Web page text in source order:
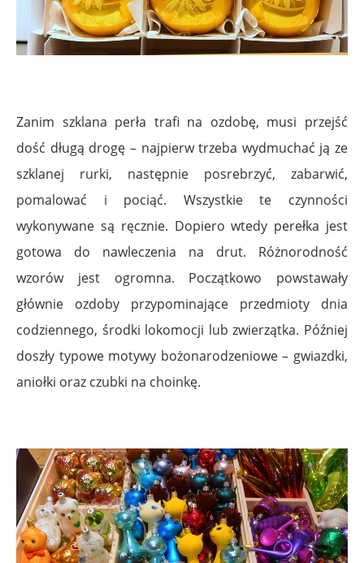
Zanim szklana perła trafi na ozdobę, musi przejść
dość długą drogę – najpierw trzeba wydmuchać ją ze
szklanej rurki, następnie posrebrzyć, zabarwić,
pomalować i pociąć. Wszystkie te czynności
wykonywane są ręcznie. Dopiero wtedy perełka jest
gotowa do nawleczenia na drut. Różnorodność
wzorów jest ogromna. Początkowo powstawały
głównie ozdoby przypominające przedmioty dnia
codziennego, środki lokomocji lub zwierzątka. Później
doszły typowe motywy bożonarodzeniowe – gwiazdki,
aniołki oraz czubki na choinkę.